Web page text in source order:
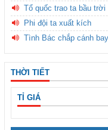
Tổ quốc trao ta bầu trời
Phi đội ta xuất kích
Tình Bác chắp cánh bay
THỜI TIẾT
TỈ GIÁ